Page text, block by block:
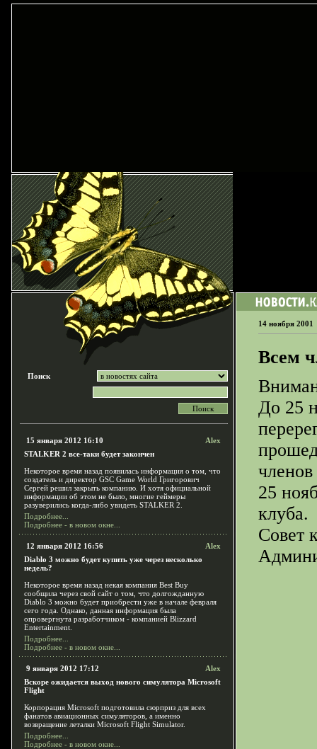
Поиск
15 января 2012 16:10
Alex
STALKER 2 все-таки будет закончен
Некоторое время назад появилась информация о том, что
создатель и директор GSC Game World Григорович
Сергей решил закрыть компанию. И хотя официальной
информации об этом не было, многие геймеры
разуверились когда-либо увидеть STALKER 2.
Подробнее...
Подробнее - в новом окне...
12 января 2012 16:56
Alex
Diablo 3 можно будет купить уже через несколько
недель?
Некоторое время назад некая компания Best Buy
сообщила через свой сайт о том, что долгожданную
Diablo 3 можно будет приобрести уже в начале февраля
сего года. Однако, данная информация была
опровергнута разработчиком - компанией Blizzard
Entertainment.
Подробнее...
Подробнее - в новом окне...
9 января 2012 17:12
Alex
Вскоре ожидается выход нового симулятора Microsoft
Flight
Корпорация Microsoft подготовила сюрприз для всех
фанатов авиационных симуляторов, а именно
возвращение леталки Microsoft Flight Simulator.
Подробнее...
Подробнее - в новом окне...
14 ноября 2001
Всем
До 25
25
клуба.
Совет